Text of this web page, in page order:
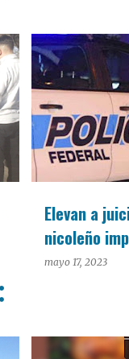
Elevan a
nicoleño
cable a
mayo 17, 2023
INTERÉS GENERAL